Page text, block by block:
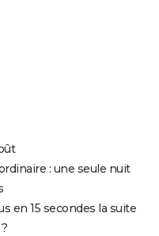
: une seule nuit
en 15 secondes la suite